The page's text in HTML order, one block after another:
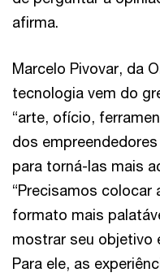
afirma.
Marcelo Pivovar, da
tecnologia vem do
“arte, ofício,
dos
para torná-las mais
“Precisamos colocar
formato mais
mostrar seu objetivo
Para ele, as